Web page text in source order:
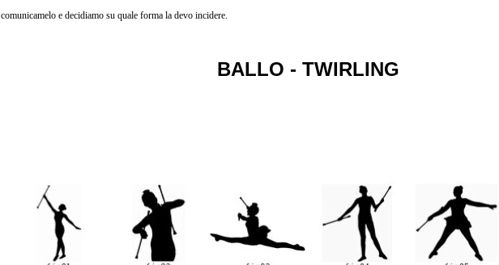
comunicamelo e decidiamo su quale forma la devo incidere.
BALLO - TWIRLING